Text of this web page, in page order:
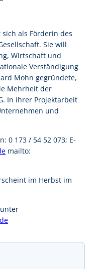
als Förderin des
Sie will
Wirtschaft und
Verständigung
Mohn gegründete,
Mehrheit der
In ihrer Projektarbeit
und
0 173 / 54 52 073; E-
mailto:
im Herbst im